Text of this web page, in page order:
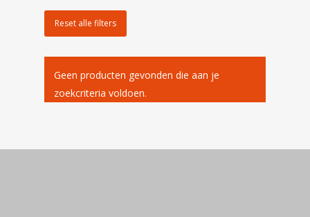
Reset alle filters
Geen producten gevonden die aan je
zoekcriteria voldoen.